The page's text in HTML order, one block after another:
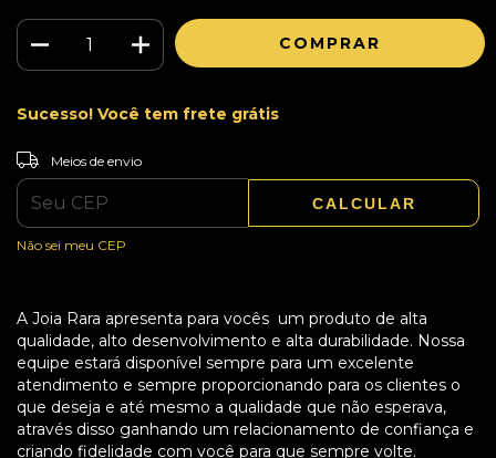
Sucesso! Você tem frete grátis
Entregas para o CEP:
Meios de envio
CALCULAR
Não sei meu CEP
A Joia Rara apresenta para vocês um produto de alta
qualidade, alto desenvolvimento e alta durabilidade. Nossa
equipe estará disponível sempre para um excelente
atendimento e sempre proporcionando para os clientes o
que deseja e até mesmo a qualidade que não esperava,
através disso ganhando um relacionamento de confiança e
criando fidelidade com você para que sempre volte.